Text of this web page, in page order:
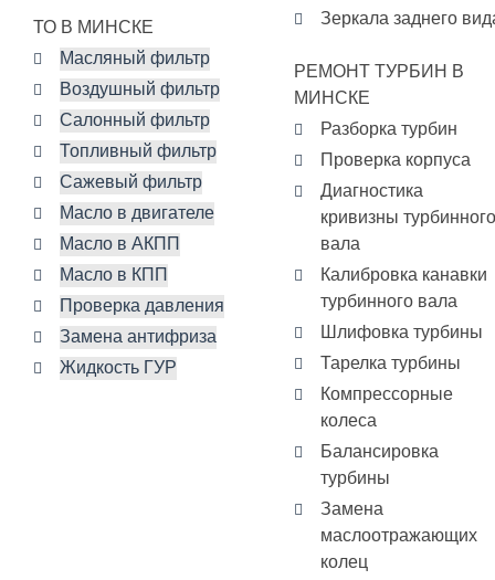
ТО В МИНСКЕ
Масляный фильтр
Воздушный фильтр
Салонный фильтр
Топливный фильтр
Сажевый фильтр
Масло в двигателе
Масло в АКПП
Масло в КПП
Проверка давления
Замена антифриза
Жидкость ГУР
Зеркала заднего
РЕМОНТ ТУРБИН В
МИНСКЕ
Разборка турбин
Проверка корпуса
Диагностика
кривизны турбинного
вала
Калибровка канавки
турбинного вала
Шлифовка турбины
Тарелка турбины
Компрессорные
колеса
Балансировка
турбины
Замена
маслоотражающих
колец